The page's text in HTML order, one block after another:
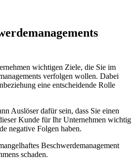
wichtigen Ziele, die Sie im
verfolgen wollen. Dabei
eine entscheidende Rolle
Auslöser dafür sein, dass Sie einen
Kunde für Ihr Unternehmen wichtig
negative Folgen haben.
Beschwerdemanagement
schaden.